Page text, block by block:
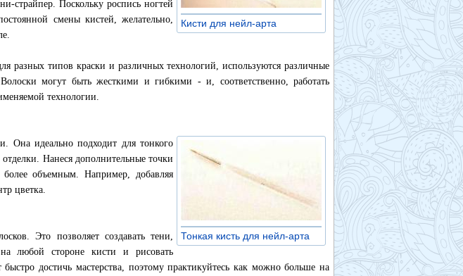
Кисти для нейл-арта
страйпер. Поскольку роспись ногтей
смены кистей, желательно,
разных типов краски и различных технологий, используются различные
могут быть жесткими и гибкими - и, соответственно, работать
технологии.
Тонкая кисть для нейл-арта
Она идеально подходит для тонкого
Нанеся дополнительные точки
объемным. Например, добавляя
цветка.
Это позволяет создавать тени,
на любой стороне кисти и рисовать
достичь мастерства, поэтому практикуйтесь как можно больше на